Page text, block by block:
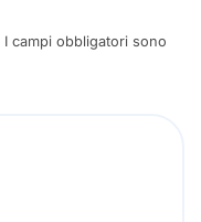
I campi obbligatori sono